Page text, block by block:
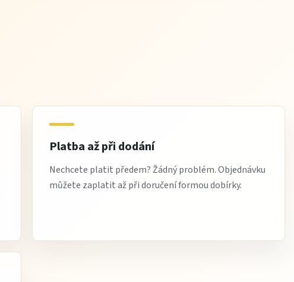
Platba až při dodání
Nechcete platit předem? Žádný problém. Objednávku
můžete zaplatit až při doručení formou dobírky.